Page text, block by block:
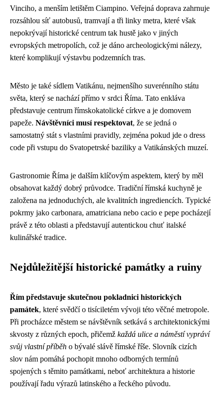
Vinciho, a menším letištěm Ciampino. Veřejná doprava zahrnuje
rozsáhlou síť autobusů, tramvají a tři linky metra, které však
nepokrývají historické centrum tak hustě jako v jiných
evropských metropolích, což je dáno archeologickými nálezy,
které komplikují výstavbu podzemních tras.
Město je také sídlem Vatikánu, nejmenšího suverénního státu
světa, který se nachází přímo v srdci Říma. Tato enkláva
představuje centrum římskokatolické církve a je domovem
papeže. Návštěvníci musí respektovat, že se jedná o
samostatný stát s vlastními pravidly, zejména pokud jde o dress
code při vstupu do Svatopetrské baziliky a Vatikánských muzeí.
Gastronomie Říma je dalším klíčovým aspektem, který by měl
obsahovat každý dobrý průvodce. Tradiční římská kuchyně je
založena na jednoduchých, ale kvalitních ingrediencích. Typické
pokrmy jako carbonara, amatriciana nebo cacio e pepe pocházejí
právě z této oblasti a představují autentickou chuť italské
kulinářské tradice.
Nejdůležitější historické památky a ruiny
Řím představuje skutečnou pokladnici historických
památek, které svědčí o tisíciletém vývoji této věčné metropole.
Při procházce městem se návštěvník setkává s architektonickými
skvosty z různých epoch, přičemž každá ulice a náměstí vypráví
svůj vlastní příběh o bývalé slávě římské říše. Slovník cizích
slov nám pomáhá pochopit mnoho odborných termínů
spojených s těmito památkami, neboť architektura a historie
používají řadu výrazů latinského a řeckého původu.